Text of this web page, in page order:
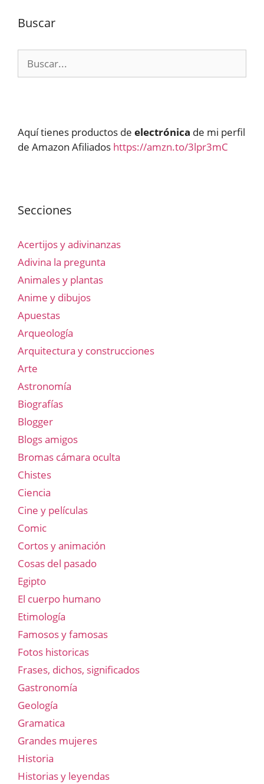
Buscar
Aquí tienes productos de electrónica de mi perfil
de Amazon Afiliados https://amzn.to/3lpr3mC
Secciones
Acertijos y adivinanzas
Adivina la pregunta
Animales y plantas
Anime y dibujos
Apuestas
Arqueología
Arquitectura y construcciones
Arte
Astronomía
Biografías
Blogger
Blogs amigos
Bromas cámara oculta
Chistes
Ciencia
Cine y películas
Comic
Cortos y animación
Cosas del pasado
Egipto
El cuerpo humano
Etimología
Famosos y famosas
Fotos historicas
Frases, dichos, significados
Gastronomía
Geología
Gramatica
Grandes mujeres
Historia
Historias y leyendas